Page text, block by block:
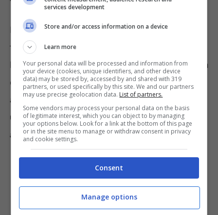
Non è, dunque, fondato il timore di dover
fruire di tale possibilità esclusivamente entro
la fine del prossimo anno. Anche in mancanza
di una proroga della misura, infatti, per gli
anni a venire si avrà, in ogni caso, il
utilizzare questa forma di pensione
anticipata
services development
Store and/or access information on a device
Learn more
Your personal data will be processed and information from
your device (cookies, unique identifiers, and other device
data) may be stored by, accessed by and shared with 319
partners, or used specifically by this site. We and our partners
may use precise geolocation data. List of partners.
Some vendors may process your personal data on the basis
of legitimate interest, which you can object to by managing
your options below. Look for a link at the bottom of this page
or in the site menu to manage or withdraw consent in privacy
and cookie settings.
Consent
Manage options